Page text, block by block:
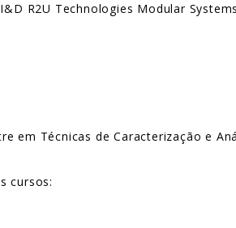
R2U Technologies Modular
em Técnicas de Caracterização e
cursos: